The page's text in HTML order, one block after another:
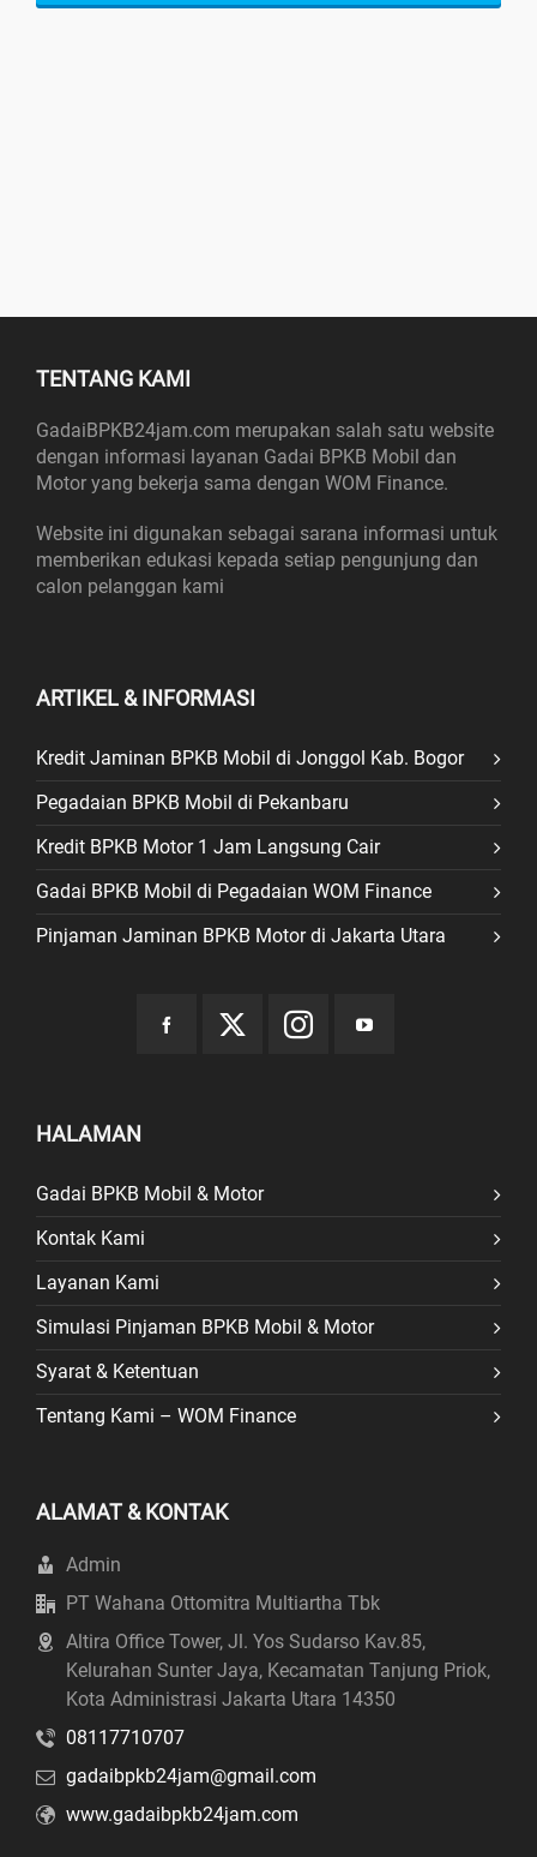
TENTANG KAMI
GadaiBPKB24jam.com merupakan salah satu website
dengan informasi layanan Gadai BPKB Mobil dan
Motor yang bekerja sama dengan WOM Finance.
Website ini digunakan sebagai sarana informasi untuk
memberikan edukasi kepada setiap pengunjung dan
calon pelanggan kami
ARTIKEL & INFORMASI
Kredit Jaminan BPKB Mobil di Jonggol Kab. Bogor
Pegadaian BPKB Mobil di Pekanbaru
Kredit BPKB Motor 1 Jam Langsung Cair
Gadai BPKB Mobil di Pegadaian WOM Finance
Pinjaman Jaminan BPKB Motor di Jakarta Utara
HALAMAN
Gadai BPKB Mobil & Motor
Kontak Kami
Layanan Kami
Simulasi Pinjaman BPKB Mobil & Motor
Syarat & Ketentuan
Tentang Kami – WOM Finance
ALAMAT & KONTAK
Admin
PT Wahana Ottomitra Multiartha Tbk
Altira Office Tower, Jl. Yos Sudarso Kav.85,
Kelurahan Sunter Jaya, Kecamatan Tanjung Priok,
Kota Administrasi Jakarta Utara 14350
08117710707
gadaibpkb24jam@gmail.com
www.gadaibpkb24jam.com